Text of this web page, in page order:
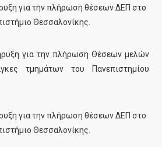
για την πλήρωση θέσεων ΔΕΠ στο
Θεσσαλονίκης.
για την πλήρωση Θέσεων μελών
τμημάτων του Πανεπιστημίου
για την πλήρωση θέσεων ΔΕΠ στο
Θεσσαλονίκης.